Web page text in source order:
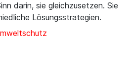
darin, sie gleichzusetzen. Sie
Lösungsstrategien.